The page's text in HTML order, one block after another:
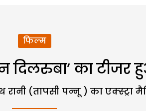
फिल्म
दिलरुबा’ का
(तापसी पन्नू ) का एक्स्ट्रा